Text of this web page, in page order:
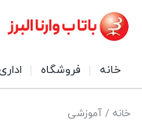
خانه فروشگاه
خانه / آموزشی